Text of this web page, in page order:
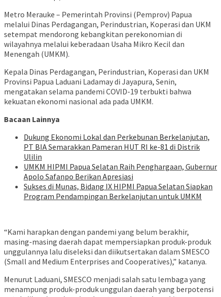
Metro Merauke – Pemerintah Provinsi (Pemprov) Papua
melalui Dinas Perdagangan, Perindustrian, Koperasi dan UKM
setempat mendorong kebangkitan perekonomian di
wilayahnya melalui keberadaan Usaha Mikro Kecil dan
Menengah (UMKM).
Kepala Dinas Perdagangan, Perindustrian, Koperasi dan UKM
Provinsi Papua Laduani Ladamay di Jayapura, Senin,
mengatakan selama pandemi COVID-19 terbukti bahwa
kekuatan ekonomi nasional ada pada UMKM.
Bacaan Lainnya
Dukung Ekonomi Lokal dan Perkebunan Berkelanjutan,
PT BIA Semarakkan Pameran HUT RI ke-81 di Distrik
Ulilin
UMKM HIPMI Papua Selatan Raih Penghargaan, Gubernur
Apolo Safanpo Berikan Apresiasi
Sukses di Munas, Bidang IX HIPMI Papua Selatan Siapkan
Program Pendampingan Berkelanjutan untuk UMKM
“Kami harapkan dengan pandemi yang belum berakhir,
masing-masing daerah dapat mempersiapkan produk-produk
unggulannya lalu diseleksi dan diikutsertakan dalam SMESCO
(Small and Medium Enterprises and Cooperatives),” katanya.
Menurut Laduani, SMESCO menjadi salah satu lembaga yang
menampung produk-produk unggulan daerah yang berpotensi